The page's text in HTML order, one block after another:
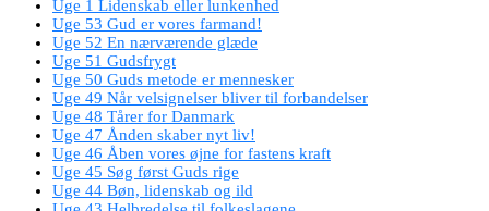
Uge 1 Lidenskab eller lunkenhed
Uge 53 Gud er vores farmand!
Uge 52 En nærværende glæde
Uge 51 Gudsfrygt
Uge 50 Guds metode er mennesker
Uge 49 Når velsignelser bliver til forbandelser
Uge 48 Tårer for Danmark
Uge 47 Ånden skaber nyt liv!
Uge 46 Åben vores øjne for fastens kraft
Uge 45 Søg først Guds rige
Uge 44 Bøn, lidenskab og ild